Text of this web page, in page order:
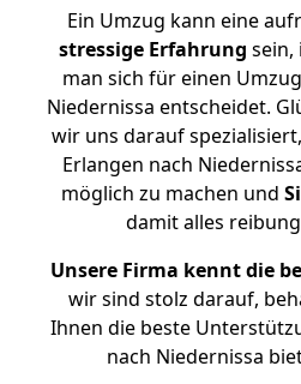
Ein Umzug kann eine
stressige Erfahrung sein,
man sich für einen
Niedernissa entscheidet.
wir uns darauf
Erlangen nach
möglich zu machen und
damit alles
Unsere Firma kennt die
wir sind stolz darauf,
Ihnen die beste
nach Niedernissa